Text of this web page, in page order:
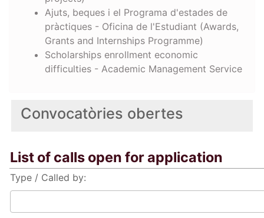
Convocatòries obertes
List of calls open for application
Type / Called by:
Ajuts, beques i el Programa d'estades de
pràctiques - Oficina de l'Estudiant (Awards,
Grants and Internships Programme)
Scholarships enrollment economic
difficulties - Academic Management Service